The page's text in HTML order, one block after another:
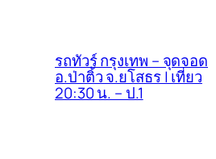
รถทัวร์ กรุงเทพ – จุดจอด
อ.ป่าติ้ว จ.ยโสธร | เที่ยว
20:30 น. – ป.1